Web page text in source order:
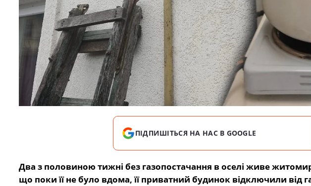
ПІДПИШІТЬСЯ НА НАС В GOOGLE
Два з половиною тижні без газопостачання в оселі живе
що поки її не було вдома, її приватний будинок відключили від